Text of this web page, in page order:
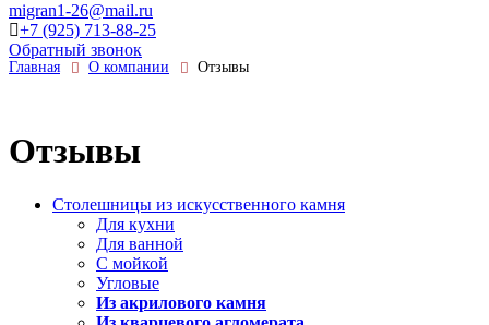
migran1-26@mail.ru
+7 (925) 713-88-25
Обратный звонок
Главная О компании Отзывы
Отзывы
Столешницы из искусственного камня
Для кухни
Для ванной
С мойкой
Угловые
Из акрилового камня